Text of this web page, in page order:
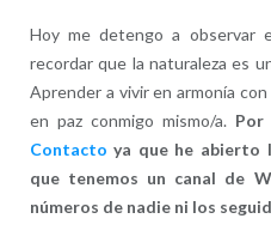
Hoy me detengo a observar
recordar que la naturaleza es
Aprender a vivir en armonía
en paz conmigo mismo/a. Por
Contacto ya que he abierto
que tenemos un canal de
números de nadie ni los